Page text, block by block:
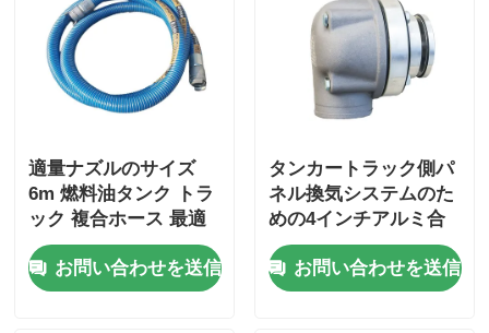
適量ナズルのサイズ
6m 燃料油タンク トラ
ック 複合ホース 最適
な性能
お問い合わせを送信
タンカートラック側パ
ネル換気システムのた
めの4インチアルミ合
金換気弁コアコンポー
ネントお問い合わせを送信